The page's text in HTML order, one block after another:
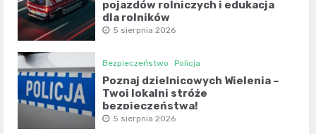
pojazdów rolniczych i edukacja
dla rolników
5 sierpnia 2026
Bezpieczeństwo Policja
Poznaj dzielnicowych Wielenia –
Twoi lokalni stróże
bezpieczeństwa!
5 sierpnia 2026